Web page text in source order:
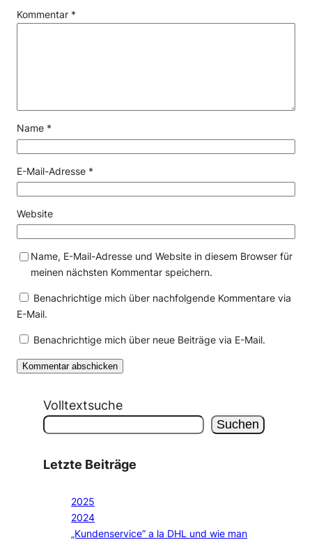
Kommentar *
Name *
E-Mail-Adresse *
Website
Name, E-Mail-Adresse und Website in diesem Browser für
meinen nächsten Kommentar speichern.
Benachrichtige mich über nachfolgende Kommentare via
E-Mail.
Benachrichtige mich über neue Beiträge via E-Mail.
Volltextsuche
Suchen
Letzte Beiträge
2025
2024
„Kundenservice“ a la DHL und wie man